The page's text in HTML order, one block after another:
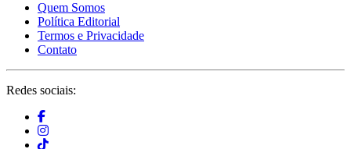
Quem Somos
Política Editorial
Termos e Privacidade
Contato
Redes sociais: